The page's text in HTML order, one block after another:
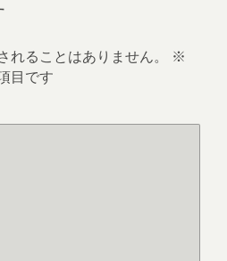
ることはありません。
※
目です